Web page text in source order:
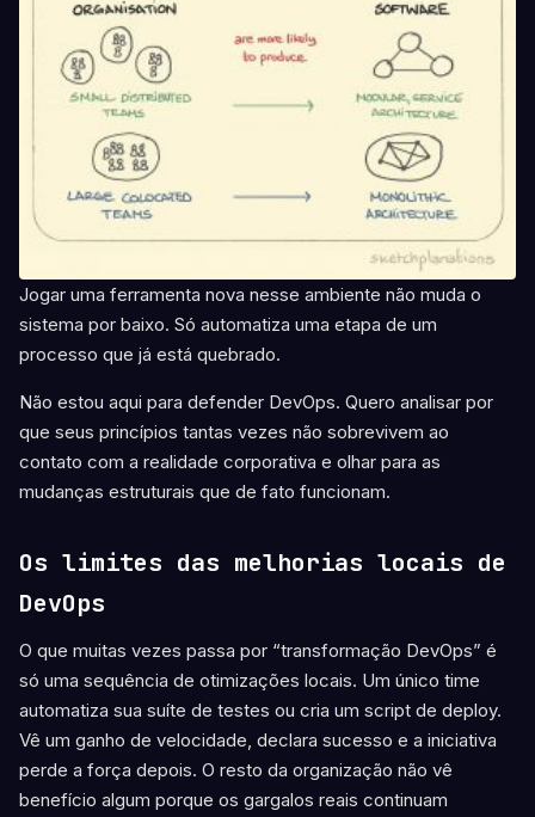
Jogar uma ferramenta nova nesse ambiente não muda o
sistema por baixo. Só automatiza uma etapa de um
processo que já está quebrado.
Não estou aqui para defender DevOps. Quero analisar por
que seus princípios tantas vezes não sobrevivem ao
contato com a realidade corporativa e olhar para as
mudanças estruturais que de fato funcionam.
Os limites das melhorias locais de
DevOps
O que muitas vezes passa por “transformação DevOps” é
só uma sequência de otimizações locais. Um único time
automatiza sua suíte de testes ou cria um script de deploy.
Vê um ganho de velocidade, declara sucesso e a iniciativa
perde a força depois. O resto da organização não vê
benefício algum porque os gargalos reais continuam